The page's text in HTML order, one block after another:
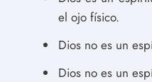
el ojo físico.
Dios no es un
Dios no es un